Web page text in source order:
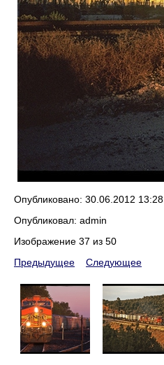
Опубликовано: 30.06.2012 13:28
Опубликовал: admin
Изображение 37 из 50
Предыдущее
Следующее